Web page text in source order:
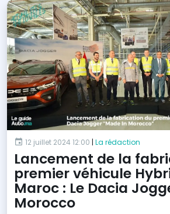
12 juillet 2024 12:00 | La rédaction
Lancement de la
premier véhicule
Maroc : Le Dacia
Morocco